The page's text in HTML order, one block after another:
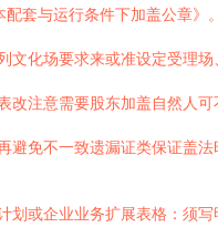
套与运行条件下加盖公章
文化场要求来或准设定受理场
改注意需要股东加盖自然人
避免不一致遗漏证类保证盖
划或企业业务扩展表格：须